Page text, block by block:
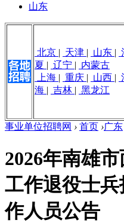
山东
北京 | 天津 | 山东 |
夏 | 辽宁 | 内蒙古
上海 | 重庆 | 山西 |
海 | 吉林 | 黑龙江
事业单位招聘网 › 首页 ›广东
2026年南雄
工作退役士
作人员公告